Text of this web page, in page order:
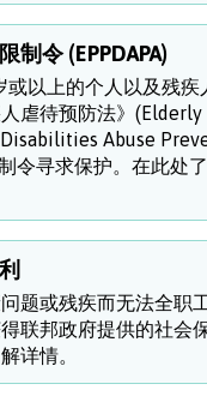
制令 (EPPDAPA)
或以上的个人以及残疾
虐待预防法》(Elderly
Abuse
令寻求保护。在此处
题或残疾而无法全职
联邦政府提供的社会
详情。